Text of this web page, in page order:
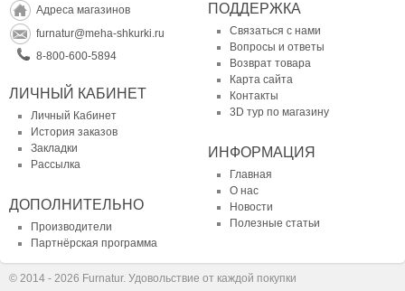
Адреса магазинов
furnatur@meha-shkurki.ru
8-800-600-5894
ЛИЧНЫЙ КАБИНЕТ
Личный Кабинет
История заказов
Закладки
Рассылка
ДОПОЛНИТЕЛЬНО
Производители
Партнёрская программа
ПОДДЕРЖКА
Связаться с нами
Вопросы и ответы
Возврат товара
Карта сайта
Контакты
3D тур по магазину
ИНФОРМАЦИЯ
Главная
О нас
Новости
Полезные статьи
© 2014 - 2026 Furnatur. Удовольствие от каждой покупки